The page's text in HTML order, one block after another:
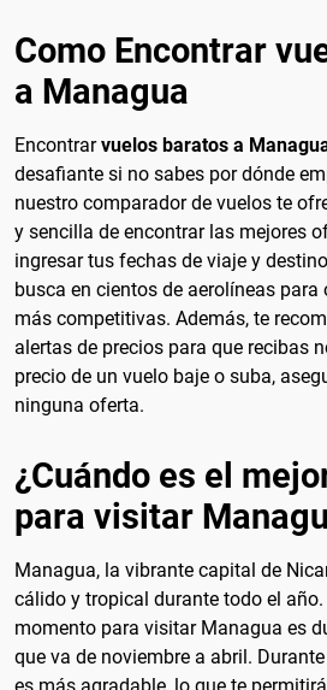
Como Encontrar
a Managua
Encontrarvuelos baratos a
desafiante si no sabes por dónde
nuestro comparador de vuelos te
y sencilla de encontrar las mejores
ingresar tus fechas de viaje y
busca en cientos de aerolíneas
más competitivas. Además, te
alertas de precios para que recibas
precio de un vuelo baje o suba,
ninguna oferta.
¿Cuándo es el
para visitar
Managua, la vibrante capital de
cálido y tropical durante todo el
momento para visitar Managua es
que va de noviembre a abril.